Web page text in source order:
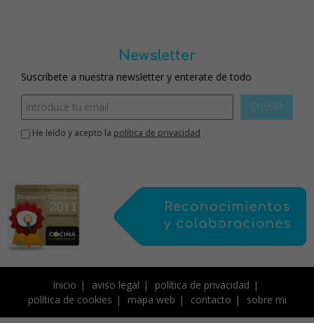
Newsletter
Suscríbete a nuestra newsletter y enterate de todo
ENVIAR
He leído y acepto la política de privacidad
Inicio aviso legal
política de privacidad
política de cookies
mapa web contacto sobre mi